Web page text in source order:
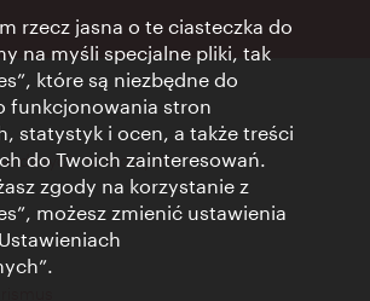
danych osobowych
rzecz jasna o te ciasteczka do
na myśli specjalne pliki, tak
które są niezbędne do
funkcjonowania stron
statystyk i ocen, a także treści
do Twoich zainteresowań.
zgody na korzystanie z
możesz zmienić ustawienia